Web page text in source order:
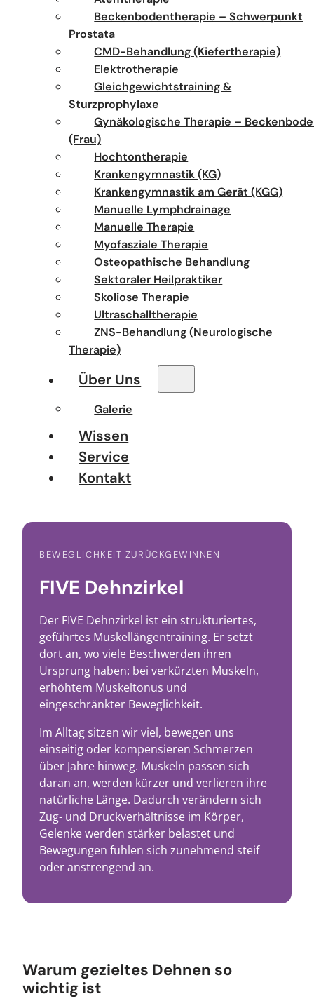
Beckenbodentherapie – Schwerpunkt
Prostata
CMD-Behandlung (Kiefertherapie)
Elektrotherapie
Gleichgewichtstraining &
Sturzprophylaxe
Gynäkologische Therapie –
(Frau)
Hochtontherapie
Krankengymnastik (KG)
Krankengymnastik am Gerät (KGG)
Manuelle Lymphdrainage
Manuelle Therapie
Myofasziale Therapie
Osteopathische Behandlung
Sektoraler Heilpraktiker
Skoliose Therapie
Ultraschalltherapie
ZNS-Behandlung (Neurologische
Therapie)
Über Uns
Galerie
Wissen
Service
Kontakt
BEWEGLICHKEIT ZURÜCKGEWINNEN
FIVE Dehnzirkel
Der FIVE Dehnzirkel ist ein strukturiertes,
geführtes Muskellängentraining. Er setzt
dort an, wo viele Beschwerden ihren
Ursprung haben: bei verkürzten Muskeln,
erhöhtem Muskeltonus und
eingeschränkter Beweglichkeit.
Im Alltag sitzen wir viel, bewegen uns
einseitig oder kompensieren Schmerzen
über Jahre hinweg. Muskeln passen sich
daran an, werden kürzer und verlieren ihre
natürliche Länge. Dadurch verändern sich
Zug- und Druckverhältnisse im Körper,
Gelenke werden stärker belastet und
Bewegungen fühlen sich zunehmend steif
oder anstrengend an.
Warum gezieltes Dehnen so
wichtig ist